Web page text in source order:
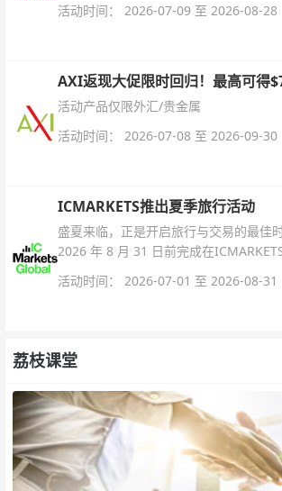
活动时间： 2026-07-09 至 2026-08-28
AXI返现大促限时回归！最高可得
活动产品仅限外汇/贵金属
活动时间： 2026-07-08 至 2026-09-30
ICMARKETS推出夏季旅行活动
盛夏来临，正是开启旅行与交易的最佳
2026 年 8 月 31 日前完成在
活动时间： 2026-07-01 至 2026-08-31
荔枝课堂